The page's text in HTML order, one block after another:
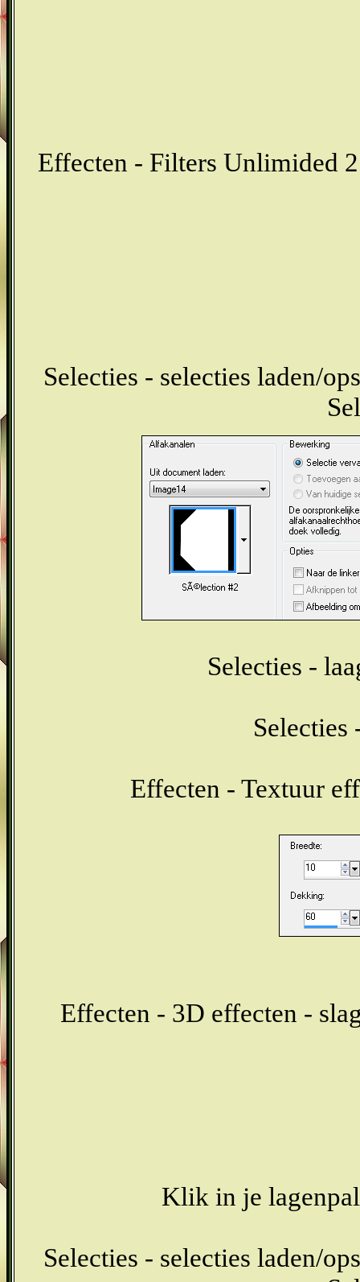
Effecten - Filters Unlimided
Selecties - selecties laden/
Selecties -
Selecties
Effecten - Textuur
Effecten - 3D effecten -
Klik in je
Selecties - selecties laden/